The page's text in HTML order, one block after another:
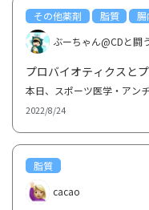
その他薬剤 脂質
腸
ぶーちゃん@CDと闘
プロバイオティクスと
2022/8/24
脂質
cacao